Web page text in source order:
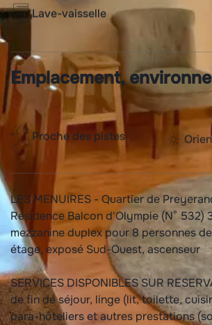
Lave-vaisselle
Emplacement,
Proche des pistes
LES MENUIRES - Quartier de
Résidence Balcon d'Olympie (N° 532)
mezzanine duplex pour 8 personnes
étage, exposé Sud-Ouest, ascenseur
SERVICES DISPONIBLES SUR
de fin de séjour, linge (lit, toilette,
para-hôteliers et autres prestations